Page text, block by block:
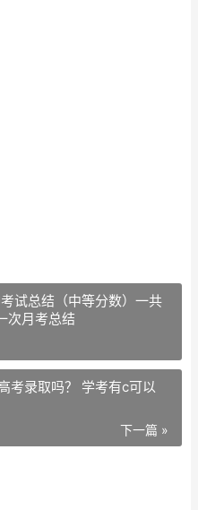
试总结（中等分数）一共
次月考总结
考录取吗？ 学考有c可以
下一篇 »